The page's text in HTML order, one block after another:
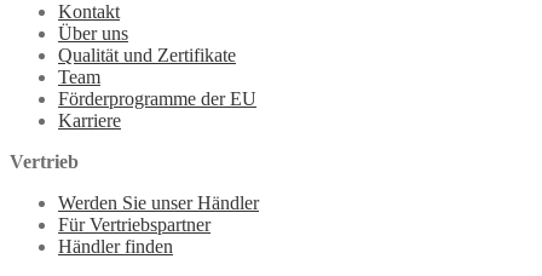
Kontakt
Über uns
Qualität und Zertifikate
Team
Förderprogramme der EU
Karriere
Vertrieb
Werden Sie unser Händler
Für Vertriebspartner
Händler finden